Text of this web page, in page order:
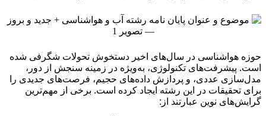
حوزه هواشناسی در سال‌های اخیر دستخوش تحولات شگرفی شده
است. پیشرفت‌های تکنولوژی، به‌ویژه در زمینه سنجش از دور،
مدل‌سازی عددی، و پردازش داده‌های حجیم، فرصت‌های جدیدی را
برای تحقیقات در این رشته ایجاد کرده است. برخی از مهم‌ترین
گرایش‌های نوین عبارتند از: